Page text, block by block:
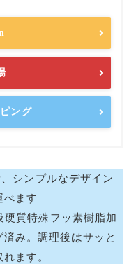
ング
シンプルなデザイン
べます
硬質特殊フッ素樹脂加
み。調理後はサッと
ます。